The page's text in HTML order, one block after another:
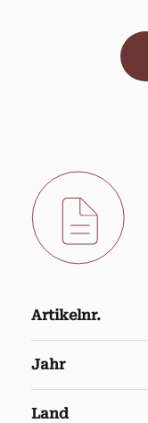
Artikelnr.
Jahr
Land